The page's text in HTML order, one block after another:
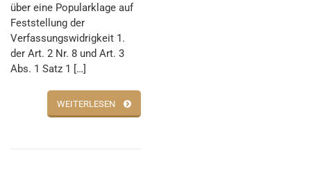
über eine Popularklage auf
Feststellung der
Verfassungswidrigkeit 1.
der Art. 2 Nr. 8 und Art. 3
Abs. 1 Satz 1 […]
WEITERLESEN